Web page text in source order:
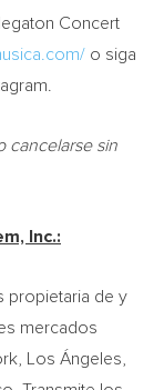
Concert
o siga
cancelarse sin
Inc.:
propietaria de y
mercados
, Los Ángeles,